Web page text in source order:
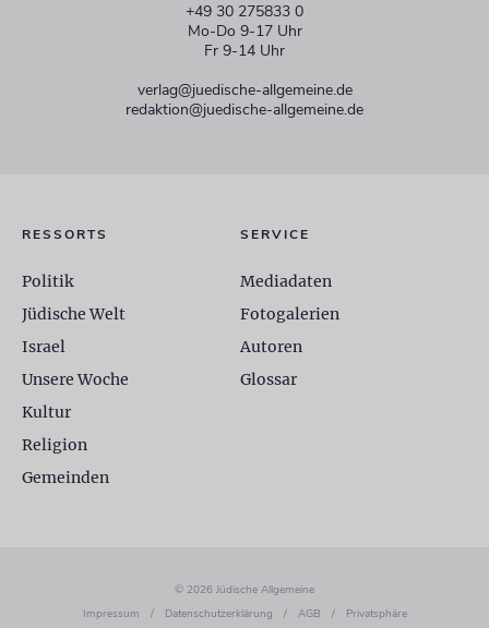
+49 30 275833 0
Mo-Do 9-17 Uhr
Fr 9-14 Uhr
verlag@juedische-allgemeine.de
redaktion@juedische-allgemeine.de
RESSORTS
Politik
Jüdische Welt
Israel
Unsere Woche
Kultur
Religion
Gemeinden
SERVICE
Mediadaten
Fotogalerien
Autoren
Glossar
© 2026 Jüdische Allgemeine
Impressum
/ Datenschutzerklärung / AGB / Privatsphäre